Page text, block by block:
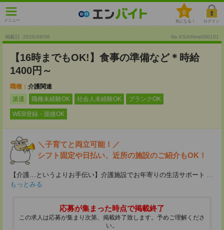
メニュー
0
気になる！ ログイン
掲載日 :2026/08/06 No.KSAINms090101
【16時までもOK!】食事の準備など＊時給
1400円～
職種： 介護関連
派遣
職種未経験OK 社会人未経験OK ブランクOK
WEB登録・面接OK
＼子育てと両立可能！／
シフト固定や日払い、近所の施設のご紹介もOK！
【介護…というよりお手伝い】介護施設でお年寄りの生活サポート ...
もっとみる
応募が集まった時点で掲載終了
この求人は応募が集まり次第、掲載終了致します。予めご理解くださ
い。